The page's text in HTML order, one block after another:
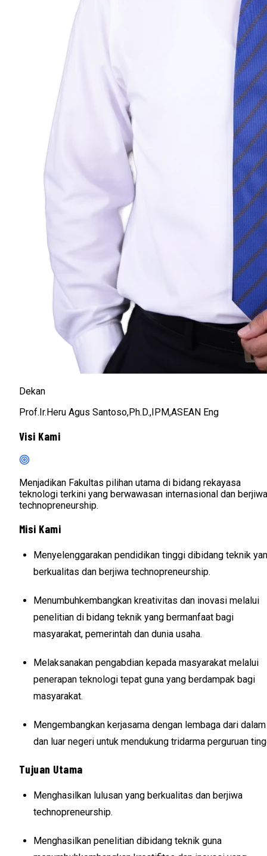
Dekan
Prof.Ir.Heru Agus Santoso,Ph.D.,IPM,ASEAN Eng
Visi Kami
Menjadikan Fakultas pilihan utama di bidang rekayasa
teknologi terkini yang berwawasan internasional dan berjiwa
technopreneurship.
Misi Kami
Menyelenggarakan pendidikan tinggi dibidang teknik
berkualitas dan berjiwa technopreneurship.
Menumbuhkembangkan kreativitas dan inovasi melalui
penelitian di bidang teknik yang bermanfaat bagi
masyarakat, pemerintah dan dunia usaha.
Melaksanakan pengabdian kepada masyarakat melalui
penerapan teknologi tepat guna yang berdampak bagi
masyarakat.
Mengembangkan kerjasama dengan lembaga dari dalam
dan luar negeri untuk mendukung tridarma perguruan
Tujuan Utama
Menghasilkan lulusan yang berkualitas dan berjiwa
technopreneurship.
Menghasilkan penelitian dibidang teknik guna